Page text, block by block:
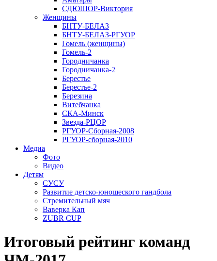
СДЮШОР-Виктория
Женщины
БНТУ-БЕЛАЗ
БНТУ-БЕЛАЗ-РГУОР
Гомель (женщины)
Гомель-2
Городничанка
Городничанка-2
Берестье
Берестье-2
Березина
Витебчанка
СКА-Минск
Звезда-РЦОР
РГУОР-Сборная-2008
РГУОР-сборная-2010
Медиа
Фото
Видео
Детям
СУСУ
Развитие детско-юношеского гандбола
Стремительный мяч
Ваверка Кап
ZUBR CUP
Итоговый рейтинг команд